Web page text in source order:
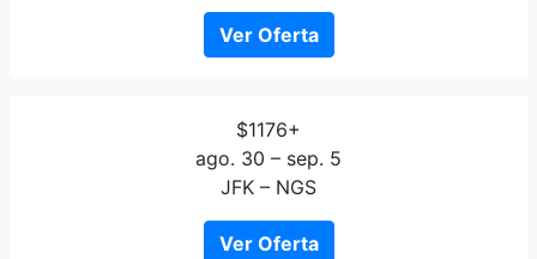
Ver Oferta
$1176+
ago. 30 – sep. 5
JFK – NGS
Ver Oferta